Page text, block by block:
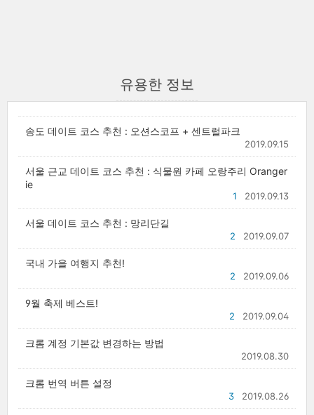
유용한 정보
송도 데이트 코스 추천 : 오션스코프 + 센트럴파크
2019.09.15
서울 근교 데이트 코스 추천 : 식물원 카페 오랑주리 Oranger
ie
2019.09.13
1
서울 데이트 코스 추천 : 망리단길
2019.09.07
2
국내 가을 여행지 추천!
2019.09.06
2
9월 축제 베스트!
2019.09.04
2
크롬 계정 기본값 변경하는 방법
2019.08.30
크롬 번역 버튼 설정
2019.08.26
3